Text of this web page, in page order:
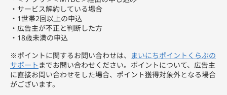
約30種類のETF（上場投資信託）を目的別の3つの機能ポートフォ
リオに分類し、
一人ひとりの年齢や金融資産等に応じた最適なポートフォリオをご
提案します。
▼3つの機能ポートフォリオ
（1）長期的に高い成長を目指す、株式を中心として組み入れる
「グロースポートフォリオ」
（2）安定的かつ着実に資産成長を目指す、債券を中心に組み入れ
る「インカム・ポートフォリオ」
・サービス解約している場合
・1世帯2回以上の申込
・広告主が不正と判断した方
・18歳未満の申込
※ポイントに関するお問い合わせは、
まいにちポイントくらぶの
サポート までお問い合わせください。ポイントについて、広告主
に直接お問い合わせをした場合、ポイント獲得対象外となる場合
がございます。